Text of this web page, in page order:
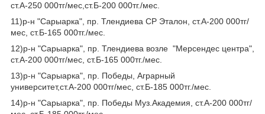
ст.А-250 000тг/мес,ст.Б-200 000тг./мес.
11)р-н "Сарыарка", пр. Тлендиева СР Эталон, ст.А-200 000тг/
мес, ст.Б-165 000тг./мес.
12)р-н "Сарыарка", пр. Тлендиева возле "Мерсендес центра",
ст.А-200 000тг/мес, ст.Б-165 000тг./мес.
13)р-н "Сарыарка", пр. Победы, Аграрный
университет,ст.А-200 000тг/мес, ст.Б-185 000тг./мес.
14)р-н "Сарыарка", пр. Победы Муз.Академия, ст.А-200 000тг/